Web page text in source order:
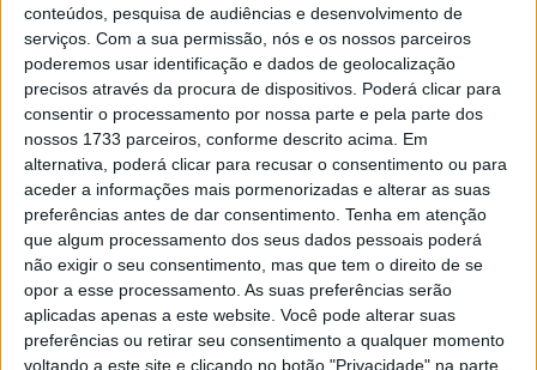
conteúdos, pesquisa de audiências e desenvolvimento de
serviços. Com a sua permissão, nós e os nossos parceiros
poderemos usar identificação e dados de geolocalização
precisos através da procura de dispositivos. Poderá clicar para
consentir o processamento por nossa parte e pela parte dos
nossos 1733 parceiros, conforme descrito acima. Em
alternativa, poderá clicar para recusar o consentimento ou para
aceder a informações mais pormenorizadas e alterar as suas
preferências antes de dar consentimento. Tenha em atenção
que algum processamento dos seus dados pessoais poderá
não exigir o seu consentimento, mas que tem o direito de se
opor a esse processamento. As suas preferências serão
aplicadas apenas a este website. Você pode alterar suas
preferências ou retirar seu consentimento a qualquer momento
voltando a este site e clicando no botão "Privacidade" na parte
sendo pagos mediante a apresentação de despesas
realizadas no concelho nos primeiros seis meses após o
nascimento ou adoção. O apoio destina-se a munícipes
residentes em Tondela há pelo menos cinco anos.
Esta e outras notícias para ouvir na Estação Diária – 96.8
FM ou emwww.968.fm.
Pub
TAGS Apoio Natalidade Tondela